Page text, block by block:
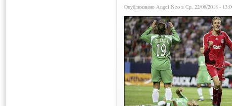
Опубликовано Angel Neo в Ср, 22/08/2018 -